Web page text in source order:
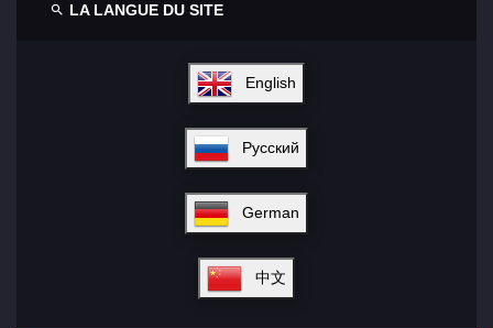
LA LANGUE DU SITE
English
Русский
German
中文